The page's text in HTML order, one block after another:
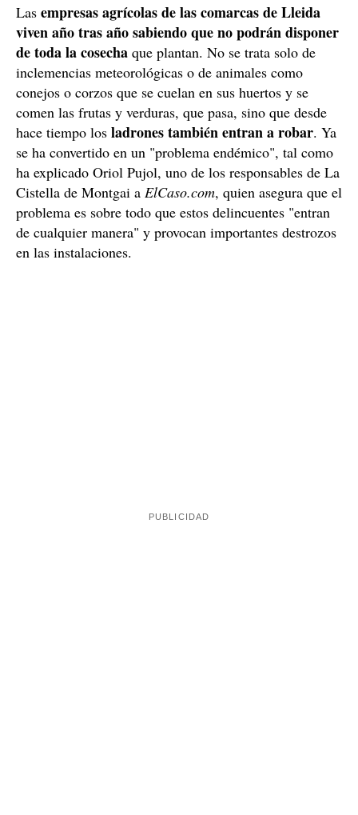
Las empresas agrícolas de las comarcas de Lleida
viven año tras año sabiendo que no podrán disponer
de toda la cosecha que plantan. No se trata solo de
inclemencias meteorológicas o de animales como
conejos o corzos que se cuelan en sus huertos y se
comen las frutas y verduras, que pasa, sino que desde
hace tiempo los ladrones también entran a robar. Ya
se ha convertido en un "problema endémico", tal como
ha explicado Oriol Pujol, uno de los responsables de La
Cistella de Montgai a ElCaso.com, quien asegura que el
problema es sobre todo que estos delincuentes "entran
de cualquier manera" y provocan importantes destrozos
en las instalaciones.